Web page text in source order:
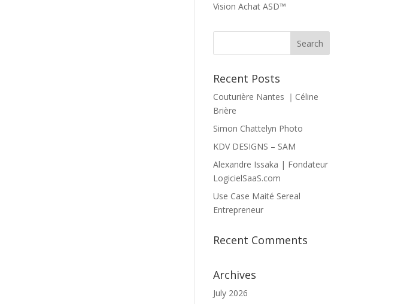
Vision Achat ASD™
Recent Posts
Couturière Nantes ｜Céline
Brière
Simon Chattelyn Photo
KDV DESIGNS – SAM
Alexandre Issaka | Fondateur
LogicielSaaS.com
Use Case Maité Sereal
Entrepreneur
Recent Comments
Archives
July 2026